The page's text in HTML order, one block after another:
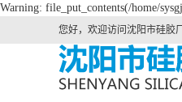
Warning: file_put_contents(/home/
您好，欢迎访问沈阳市硅胶